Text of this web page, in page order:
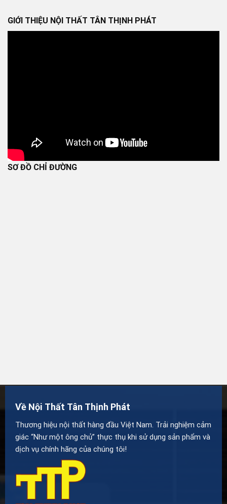
GIỚI THIỆU NỘI THẤT TÂN THỊNH PHÁT
SƠ ĐỒ CHỈ ĐƯỜNG
Về Nội Thất Tân Thịnh Phát
Thương hiệu nội thất hàng đầu Việt Nam. Trải nghiệm cảm
giác “Như một ông chủ” thực thụ khi sử dụng sản phẩm và
dịch vụ chính hãng của chúng tôi!